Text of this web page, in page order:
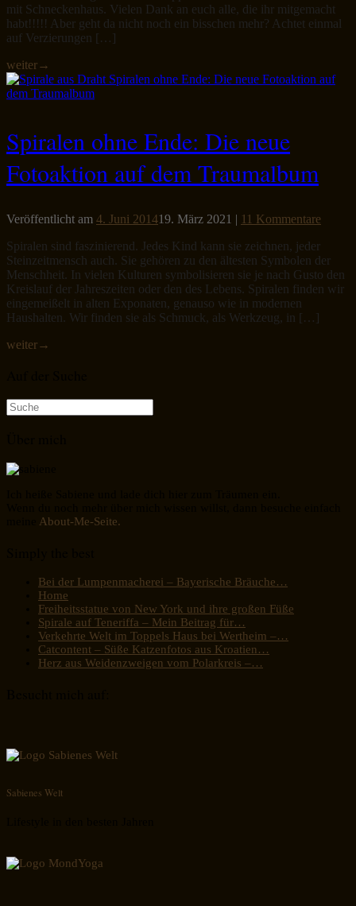
mit Schneckenhaus. Vielen Dank an euch alle, die ihr mitgemacht
habt!!!!! Aber geht da nicht noch ein bisschen mehr? Achtet einmal
auf Verzierungen […]
weiter→
Spiralen ohne Ende: Die neue
Fotoaktion auf dem Traumalbum
Veröffentlicht am 4. Juni 201419. März 2021 | 11 Kommentare
Spiralen sind faszinierend. Jedes Kind kann sie zeichnen, jeder
Steinzeitmensch auch. Sie gehören zu den ältesten Symbolen der
Menschheit. In vielen Kulturen symbolisieren sie je nach Gusto den
Kreislauf der Jahreszeiten oder den des Lebens. Spiralen finden wir
eingemeißelt in alten Exponaten, genauso wie in modernen
Haushalten. Wir finden sie als Schmuck, als Werkzeug, in […]
weiter→
Suche
nach:
About-Me-Seite.
Bei der Lumpenmacherei – Bayerische Bräuche…
Home
Freiheitsstatue von New York und ihre großen Füße
Spirale auf Teneriffa – Mein Beitrag für…
Verkehrte Welt im Toppels Haus bei Wertheim –…
Catcontent – Süße Katzenfotos aus Kroatien…
Herz aus Weidenzweigen vom Polarkreis –…
Sabienes Welt